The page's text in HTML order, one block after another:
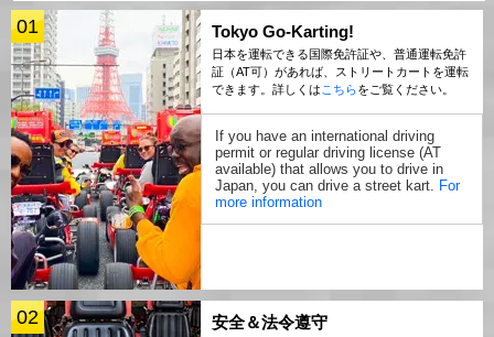
01 Tokyo Go-Karting!
日本を運転できる国際免許証や、普通運転免許
証（AT可）があれば、ストリートカートを運転
できます。詳しくは こちらをご覧ください。
If you have an international driving
permit or regular driving license (AT
available) that allows you to drive in
Japan, you can drive a street kart. For
more information
02 安全＆法令遵守